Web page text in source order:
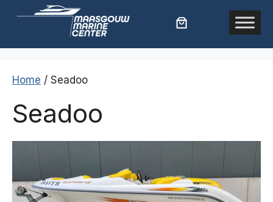
Home / Seadoo
Seadoo